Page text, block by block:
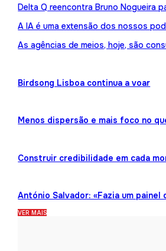
Delta Q reencontra Bruno Nogueira
A IA é uma extensão dos nossos
As agências de meios, hoje, são
Birdsong Lisboa continua a voar
Menos dispersão e mais foco no
Construir credibilidade em cada
António Salvador: «Fazia um
VER MAIS